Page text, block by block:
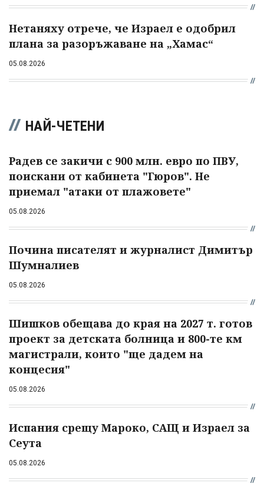
Нетаняху отрече, че Израел е одобрил
плана за разоръжаване на „Хамас“
05.08.2026
НАЙ-ЧЕТЕНИ
Радев се закичи с 900 млн. евро по ПВУ,
поискани от кабинета "Гюров". Не
приемал "атаки от плажовете"
05.08.2026
Почина писателят и журналист Димитър
Шумналиев
05.08.2026
Шишков обещава до края на 2027 т. готов
проект за детската болница и 800-те км
магистрали, които "ще дадем на
концесия"
05.08.2026
Испания срещу Мароко, САЩ и Израел за
Сеута
05.08.2026